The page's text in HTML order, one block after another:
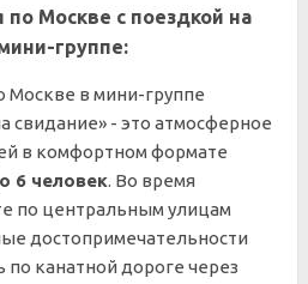
по Москве с поездкой на
группе:
Москве в мини-группе
свидание» - это атмосферное
в комфортном формате
6 человек. Во время
по центральным улицам
достопримечательности
канатной дороге через